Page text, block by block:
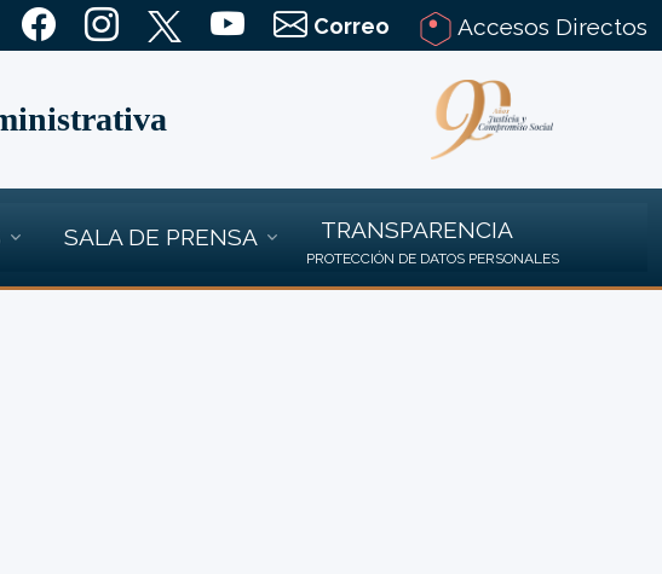
Correo Accesos Directos
SALA DE PRENSA TRANSPARENCIA
PROTECCIÓN DE DATOS PERSONALES